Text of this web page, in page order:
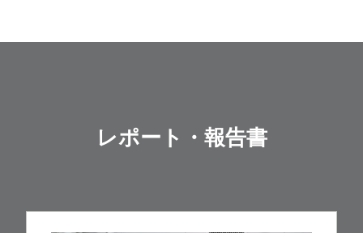
レポート・報告書